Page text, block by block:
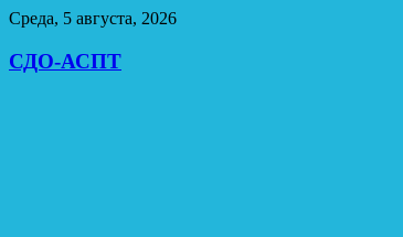
Перейти
содержимому
Среда, 5 августа, 2026
СДО-АСПТ